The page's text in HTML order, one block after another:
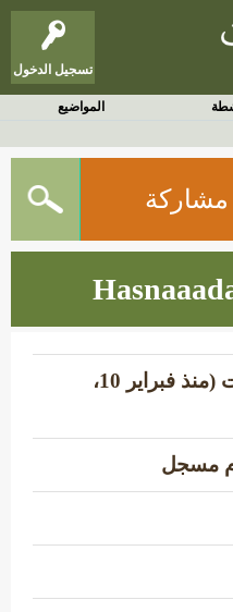
تسجيل الدخول
المواضيع
مشاركة
3 سنوات (منذ فبراير 10،
مسجل